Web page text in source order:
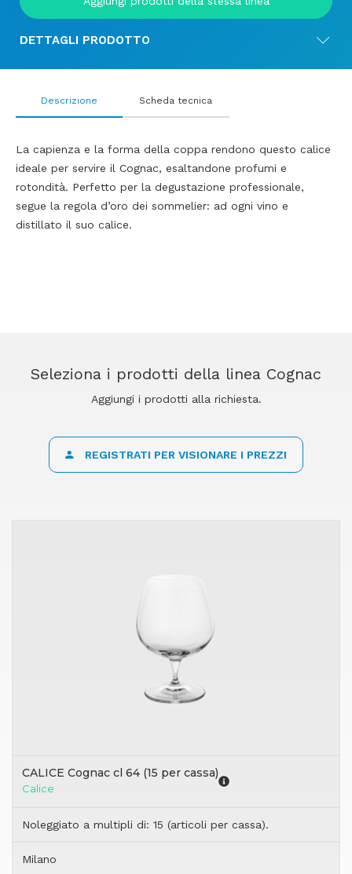
DETTAGLI PRODOTTO
Descrizione
La capienza e la forma della coppa rendono questo calice
ideale per servire il Cognac, esaltandone profumi e
rotondità. Perfetto per la degustazione professionale,
segue la regola d’oro dei sommelier: ad ogni vino e
distillato il suo calice.
Scheda tecnica
Seleziona i prodotti della linea Cognac
Aggiungi i prodotti alla richiesta.
REGISTRATI PER VISIONARE I PREZZI
CALICE Cognac cl 64 (15 per cassa)
Calice
Noleggiato a multipli di: 15 (articoli per cassa).
Milano